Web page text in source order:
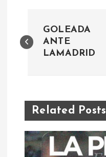
a
e
g
a
GOLEADA
ANTE
LAMADRID
Related Posts